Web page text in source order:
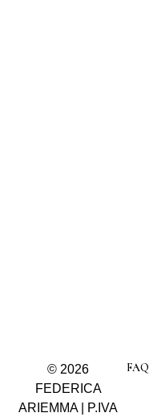
© 2026
FEDERICA
ARIEMMA | P.IVA
FAQ